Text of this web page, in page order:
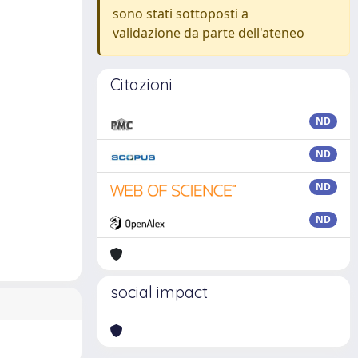
sono stati sottoposti a
validazione da parte dell'ateneo
Citazioni
ND
ND
ND
ND
social impact